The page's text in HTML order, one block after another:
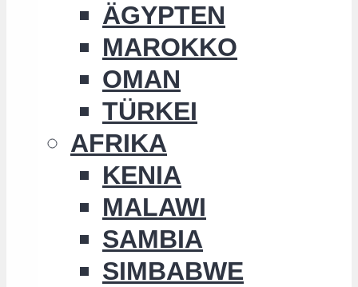
ÄGYPTEN
MAROKKO
OMAN
TÜRKEI
AFRIKA
KENIA
MALAWI
SAMBIA
SIMBABWE